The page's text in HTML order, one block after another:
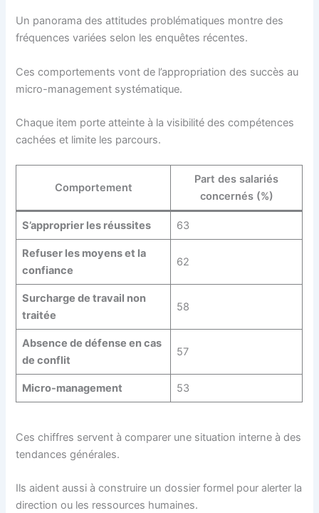
Un panorama des attitudes problématiques montre des
fréquences variées selon les enquêtes récentes.
Ces comportements vont de l’appropriation des succès au
micro-management systématique.
Chaque item porte atteinte à la visibilité des compétences
cachées et limite les parcours.
Comportement
Part des salariés
concernés (%)
S’approprier les réussites 63
Refuser les moyens et la
confiance
62
Surcharge de travail non
traitée
58
Absence de défense en cas
de conflit
57
Micro-management 53
Ces chiffres servent à comparer une situation interne à des
tendances générales.
Ils aident aussi à construire un dossier formel pour alerter la
direction ou les ressources humaines.